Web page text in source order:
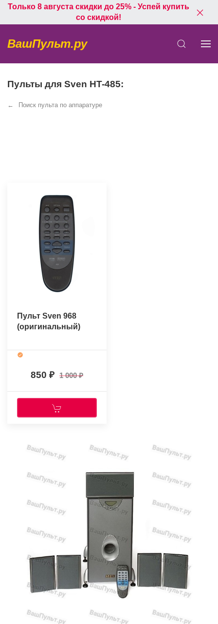
Только 8 августа скидки до 25% - Успей купить
со скидкой!
ВашПульт.ру
Пульты для Sven HT-485:
Поиск пульта по аппаратуре
Пульт Sven 968
(оригинальный)
850 1 000